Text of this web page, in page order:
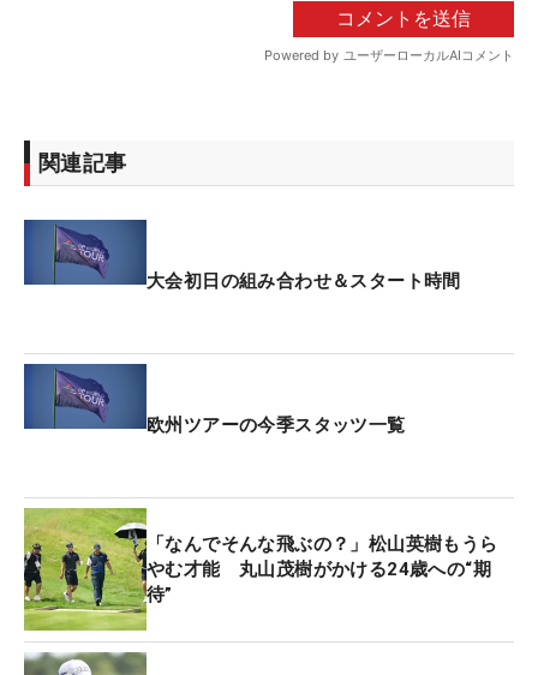
関連記事
大会初日の組み合わせ＆スタート時間
欧州ツアーの今季スタッツ一覧
「なんでそんな飛ぶの？」松山英樹もうら
やむ才能 丸山茂樹がかける24歳への“期
待”